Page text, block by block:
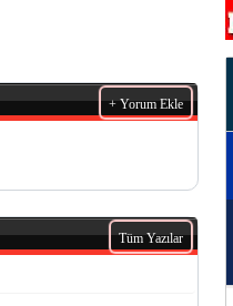
+ Yorum Ekle
Tüm Yazılar